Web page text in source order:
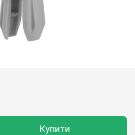
Купити